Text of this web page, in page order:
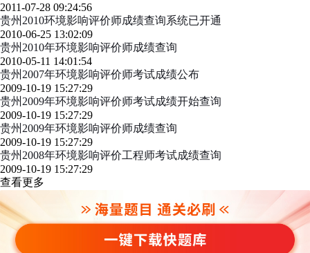
2011-07-28 09:24:56
贵州2010环境影响评价师成绩查询系统已开通
2010-06-25 13:02:09
贵州2010年环境影响评价师成绩查询
2010-05-11 14:01:54
贵州2007年环境影响评价师考试成绩公布
2009-10-19 15:27:29
贵州2009年环境影响评价师考试成绩开始查询
2009-10-19 15:27:29
贵州2009年环境影响评价师成绩查询
2009-10-19 15:27:29
贵州2008年环境影响评价工程师考试成绩查询
2009-10-19 15:27:29
查看更多